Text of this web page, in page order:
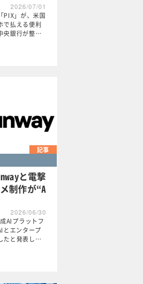
2026/07/01
PIX」が、米国
で払える便利
央銀行が整…
記事
と電撃
制作が“A
2026/06/30
AIプラットフ
とエンタープ
たと発表し…